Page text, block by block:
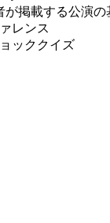
が掲載する公演
レンス
ッククイズ